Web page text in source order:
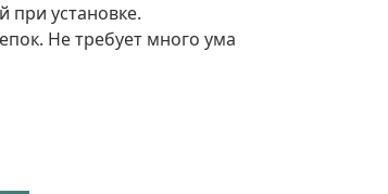
при установке.
Не требует много ума